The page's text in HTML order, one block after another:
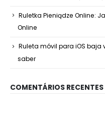
Ruletka Pieniądze Online:
Online
Ruleta móvil para iOS
saber
COMENTÁRIOS RECENTES